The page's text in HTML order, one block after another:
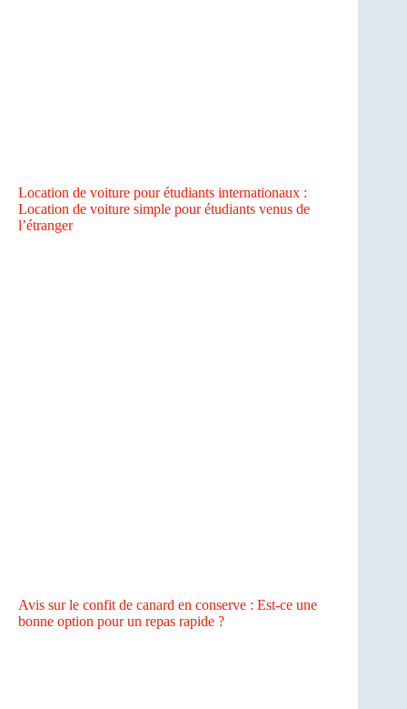
Location de voiture pour étudiants internationaux :
Location de voiture simple pour étudiants venus de
l’étranger
Avis sur le confit de canard en conserve : Est-ce une
bonne option pour un repas rapide ?